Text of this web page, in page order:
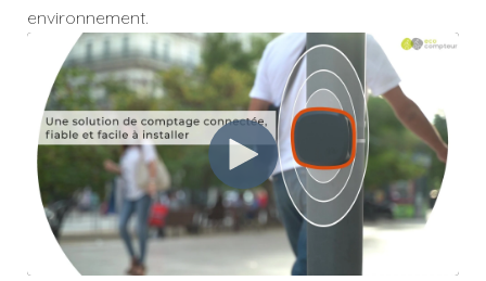
environnement.